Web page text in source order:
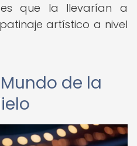
que la llevarían a
artístico a nivel
de la